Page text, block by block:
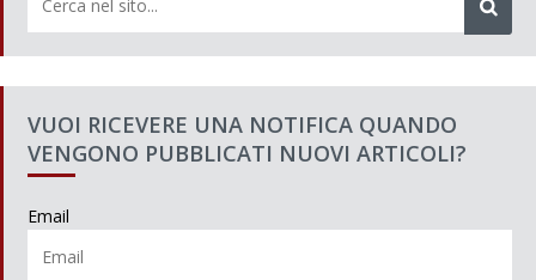
VUOI RICEVERE UNA NOTIFICA QUANDO
VENGONO PUBBLICATI NUOVI ARTICOLI?
Email